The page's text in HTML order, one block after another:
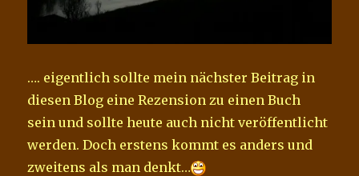
…. eigentlich sollte mein nächster Beitrag in
diesen Blog eine Rezension zu einen Buch
sein und sollte heute auch nicht veröffentlicht
werden. Doch erstens kommt es anders und
zweitens als man denkt…